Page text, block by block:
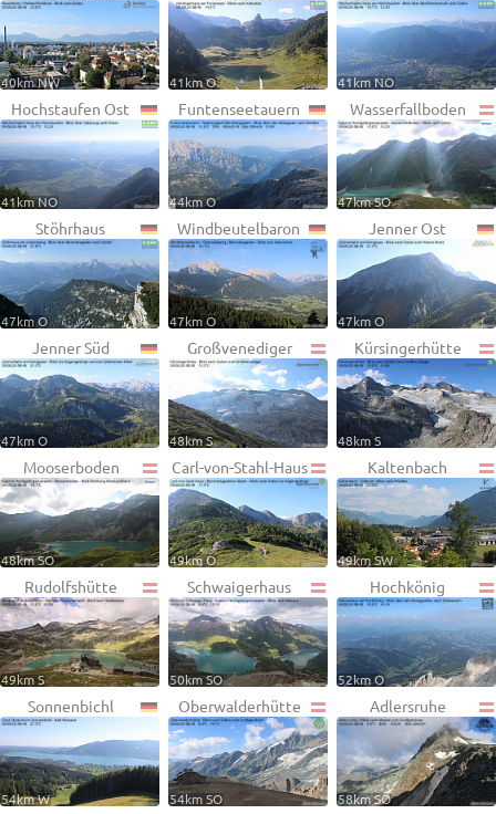
40km NW 41km O 41km NO
Hochstaufen Ost
41km NO
Funtenseetauern
44km O
Wasserfallboden
47km SO
Stöhrhaus
47km O
Windbeutelbaron
47km O
Jenner Ost
47km O
Jenner Süd
47km O
Großvenediger
48km S
Kürsingerhütte
48km S
Mooserboden
48km SO
Carl-von-Stahl-Haus
49km O
Kaltenbach
49km SW
Rudolfshütte
49km S
Schwaigerhaus
50km SO
Hochkönig
52km O
Sonnenbichl
54km W
Oberwalderhütte
54km SO
Adlersruhe
58km SO